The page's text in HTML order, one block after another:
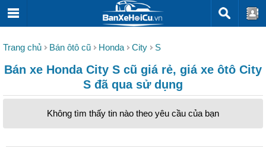
Trang chủ Bán ôtô cũ Honda City S
Bán xe Honda City S cũ giá rẻ, giá xe ôtô City
S đã qua sử dụng
Không tìm thấy tin nào theo yêu cầu của bạn